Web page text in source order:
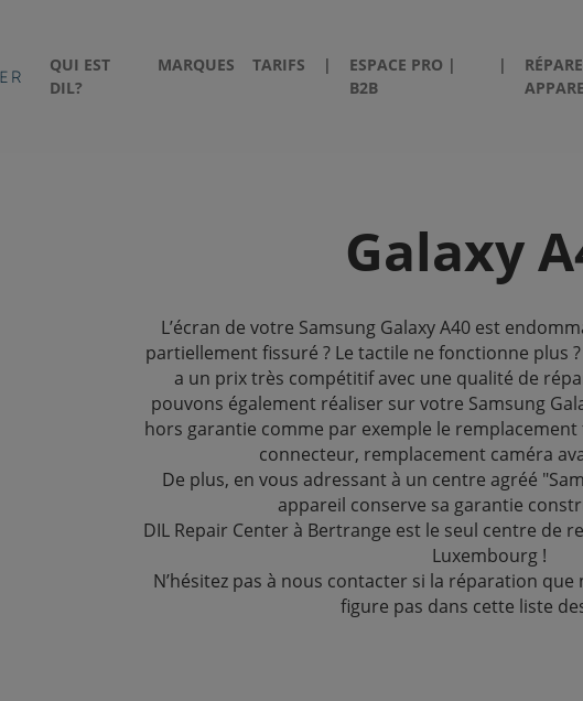
QUI EST
DIL?
MARQUES TARIFS |
ESPACE PRO |
B2B
|
Galaxy
L’écran de votre Samsung Galaxy A40 est
partiellement fissuré ? Le tactile ne fonctionne plus
a un prix très compétitif avec une qualité de
pouvons également réaliser sur votre Samsung
hors garantie comme par exemple le
connecteur, remplacement caméra
De plus, en vous adressant à un centre agréé
appareil conserve sa garantie
DIL Repair Center à Bertrange est le seul centre de
Luxembourg !
N’hésitez pas à nous contacter si la réparation que
figure pas dans cette liste